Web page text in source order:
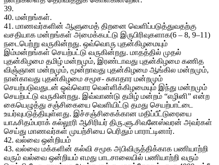
39.
40. மன்றங்கள்.
41. மாணவர்களின் ஆளுமைத் திறனை வெளிப்படுத்துவதற்கு
வசதியாக மன்றங்கள் அமைக்கபட்டு இருபிரிவுகளாக(6 – 8, 9–11)
நடைபெற்று வருகின்றது. ஒவ்வொரு புதன்கிழமையும்
இம்மன்றங்கள் செயற்பட்டு வருகின்றது. மாதத்தில் முதல்
புதன்கிழமை தமிழ் மன்றமும், இரண்டாவது புதன்கிழமை கணித
விஞ்ஞான மன்றமும், மூன்றாவது புதன்கிழமை ஆங்கில மன்றமும்,
நான்காவது புதன்கிழமை சமூச- சுகாதார மன்றமும்
செயற்படுவதுடன் ஒவ்வொர வெள்ளிக்கிழமையும் இந்து மன்றமும்
செயற்பட்டு வருகின்றது. இவ்வாண்டு தமிழ் மன்றம் “எழினி” என்ற
கையெழுத்து சஞ்சிகையை வெளியிட்டு தமது செயற்பாட்டை
உயர்வுபடுத்தியுள்ளது. இச்சஞ்சிகைக்கான மதிப்பீட்டுரையை
யாஃசிதம்பராக் கல்லூரி ஆசிரியர் திரு.ளு.சிவனேஸ்வரன் அவர்கள்
செய்து மாணவர்கள் முயற்சியை பெரிதும் பாராட்டினார்.
42. வல்வை ஒன்றியம்
43. வல்வை மக்களின் கல்வி சமூக அபிவிருத்திக்காக பணியாற்றி
வரும் வல்வை ஒன்றியம் எமது பாடசாலையில் பணியாற்றி வரும்